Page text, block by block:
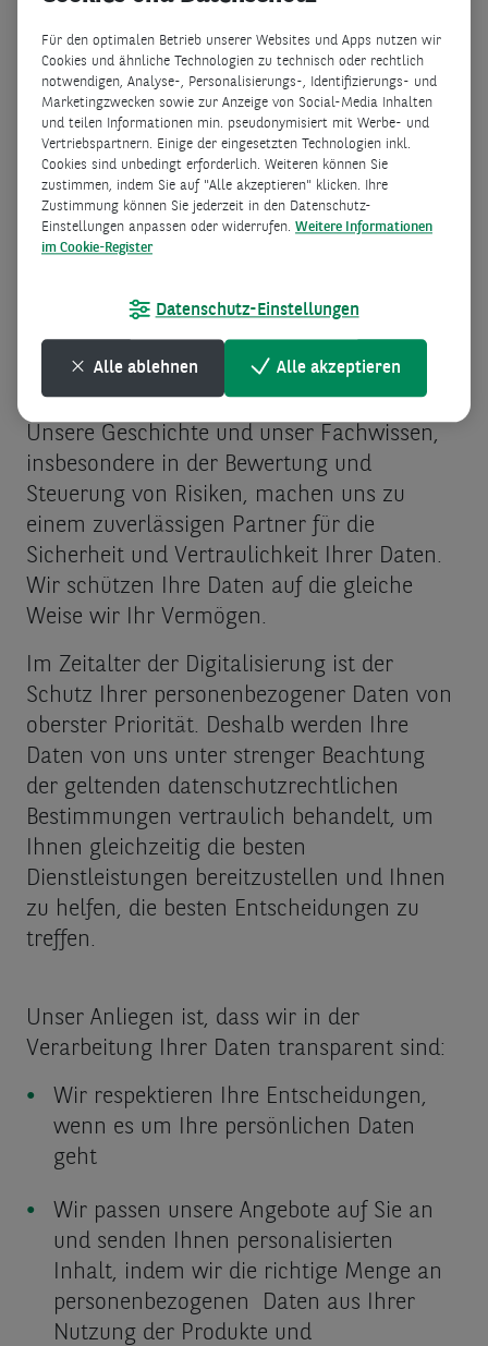
(Finanzierungen, Anlagen, Spareinlagen,
Versicherungen, Immobilien…) und
umfassende Finanz­beratung anbieten.
Daten sind und waren immer der Kern
unserer Aktivitäten.
Unsere Geschichte und unser Fachwissen,
insbesondere in der Bewertung und
Steuerung von Risiken, machen uns zu
einem zuverlässigen Partner für die
Sicherheit und Vertraulichkeit Ihrer Daten.
Wir schützen Ihre Daten auf die gleiche
Weise wir Ihr Vermögen.
Im Zeitalter der Digitalisierung ist der
Schutz Ihrer personen­bezogener Daten von
oberster Priorität. Deshalb werden Ihre
Daten von uns unter strenger Beachtung
der geltenden datenschutz­rechtlichen
Bestimmungen vertraulich behandelt, um
Ihnen gleichzeitig die besten
Dienstleistungen bereitzustellen und Ihnen
zu helfen, die besten Entscheidungen zu
treffen.
Unser Anliegen ist, dass wir in der
Verarbeitung Ihrer Daten transparent sind:
Wir respektieren Ihre Entscheidungen,
wenn es um Ihre persönlichen Daten
geht
Wir passen unsere Angebote auf Sie an
und senden Ihnen personalisierten
Inhalt, indem wir die richtige Menge an
personenbezogenen Daten aus Ihrer
Nutzung der Produkte und
Für den optimalen Betrieb unserer Websites und Apps nutzen wir
Cookies und ähnliche Technologien zu technisch oder rechtlich
notwendigen, Analyse-, Personalisierungs-, Identifizierungs- und
Marketingzwecken sowie zur Anzeige von Social-Media Inhalten
und teilen Informationen min. pseudonymisiert mit Werbe- und
Vertriebspartnern. Einige der eingesetzten Technologien inkl.
Cookies sind unbedingt erforderlich. Weiteren können Sie
zustimmen, indem Sie auf "Alle akzeptieren" klicken. Ihre
Zustimmung können Sie jederzeit in den Datenschutz-
Einstellungen anpassen oder widerrufen. Weitere Informationen
im Cookie-Register
Datenschutz-Einstellungen
Alle ablehnen Alle akzeptieren